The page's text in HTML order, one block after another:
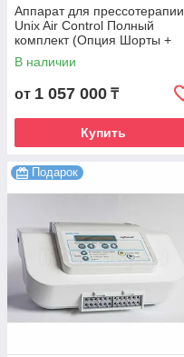
Аппарат для прессотерапии
Unix Air Control Полный
комплект (Опция Шорты +
Опция Рука 2 шт + Т
коннектор)
В наличии
от 1 057 000 ₸
Купить
Подарок